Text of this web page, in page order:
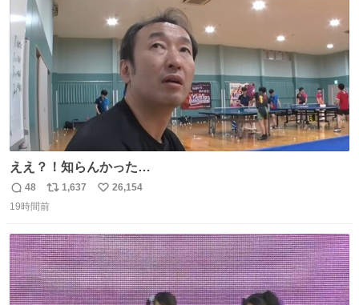
数
ええ？！知らんかった…
返
信
48
リ
ポ
ト
数
1,637
い
数
26,154
19時間前